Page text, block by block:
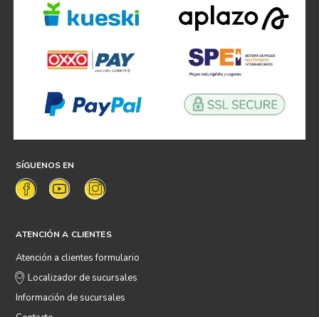
SÍGUENOS EN
ATENCIÓN A CLIENTES
Atención a clientes formulario
Localizador de sucursales
Información de sucursales